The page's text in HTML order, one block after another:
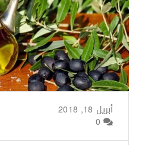
من طرف أبريل 18, 2018
0